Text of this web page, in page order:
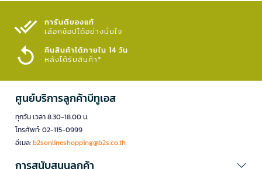
การันตีของแท้
เลือกช้อปได้อย่างมั่นใจ​
คืนสินค้าได้ภายใน 14 วัน
หลังได้รับสินค้า*
ศูนย์บริการลูกค้าบีทูเอส
ทุกวัน เวลา 8.30-18.00 น.
โทรศัพท์: 02-115-0999
อีเมล:b2sonlineshopping@b2s.co.th
การสนับสนุนลูกค้า